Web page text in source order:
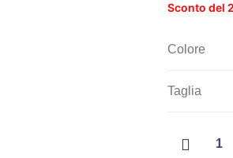
Sconto del
Colore
Taglia
multitasche